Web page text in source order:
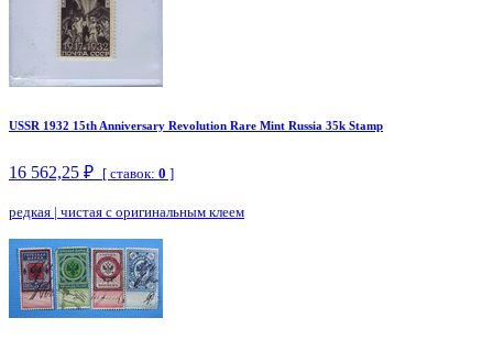
USSR 1932 15th Anniversary Revolution Rare Mint Russia 35k Stamp
16 562,25 ₽ [ ставок: 0 ]
редкая | чистая с оригинальным клеем